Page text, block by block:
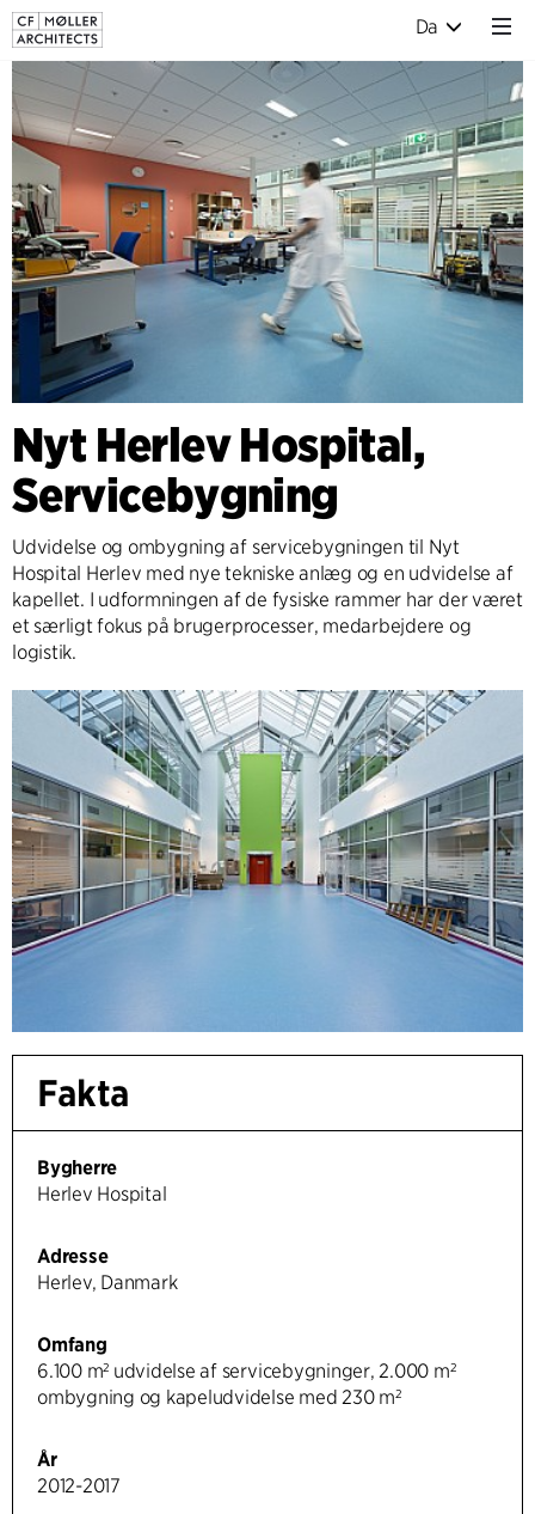
Da
Nyt Herlev Hospital,
Servicebygning
Udvidelse og ombygning af servicebygningen til Nyt
Hospital Herlev med nye tekniske anlæg og en udvidelse af
kapellet. I udformningen af de fysiske rammer har der været
et særligt fokus på brugerprocesser, medarbejdere og
logistik.
Fakta
Bygherre
Herlev Hospital
Adresse
Herlev, Danmark
Omfang
6.100 m² udvidelse af servicebygninger, 2.000 m²
ombygning og kapeludvidelse med 230 m²
År
2012-2017